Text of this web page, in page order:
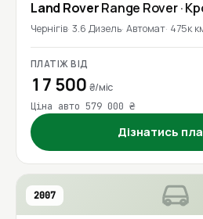
Land RoverRange Rover·
Чернігів 3.6 Дизель Автомат 475к
ПЛАТІЖ ВІД
17 500 ₴/міс
Ціна авто 579 000 ₴
Дізнатись
2007